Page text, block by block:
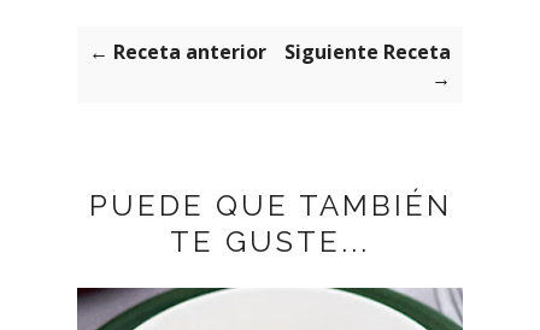
← Receta anterior
Siguiente Receta
→
PUEDE QUE TAMBIÉN
TE GUSTE...